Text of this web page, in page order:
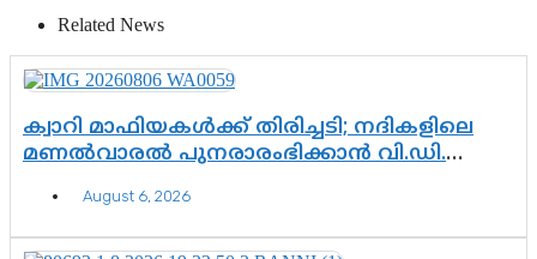
Related News
ക്വാറി മാഫിയകൾക്ക് തിരിച്ചടി; നദികളിലെ
മണൽവാരൽ പുനരാരംഭിക്കാൻ വി.ഡി.
August 6, 2026